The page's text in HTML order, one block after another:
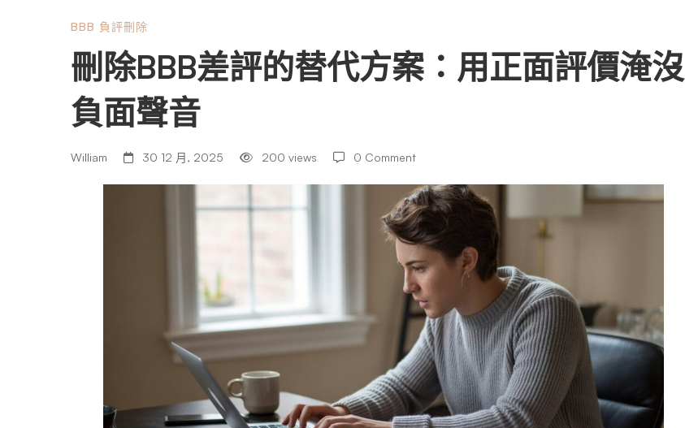
替
代
方
案：
評
BBB 負評刪除
刪除BBB差評的替代方案：用正面評價淹沒
負面聲音
William 30 12 月, 2025 200 views 0 Comment